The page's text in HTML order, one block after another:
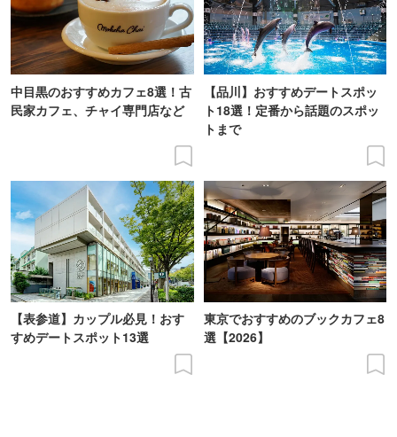
中目黒のおすすめカフェ8選！古
民家カフェ、チャイ専門店など
【品川】おすすめデートスポッ
ト18選！定番から話題のスポッ
トまで
【表参道】カップル必見！おす
すめデートスポット13選
東京でおすすめのブックカフェ8
選【2026】